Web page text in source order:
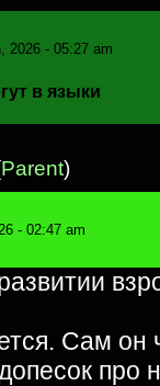
2026 - 05:27 am
в языки
Parent)
- 02:47 am
Сам он
про